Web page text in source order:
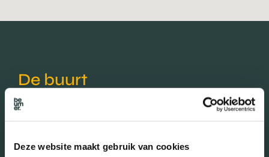
Deze website maakt gebruik van cookies
De buurt
Gehuwd (46.40%)